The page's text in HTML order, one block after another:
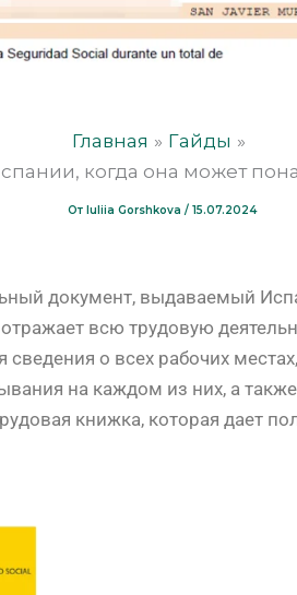
Главная
Гайды
когда она может
От Iuliia Gorshkova / 15.07.2024
документ, выдаваемый
всю трудовую
сведения о всех рабочих
на каждом из них, а
книжка, которая дает